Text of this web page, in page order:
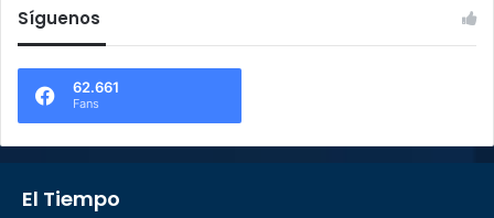
Síguenos
62.661
Fans
El Tiempo